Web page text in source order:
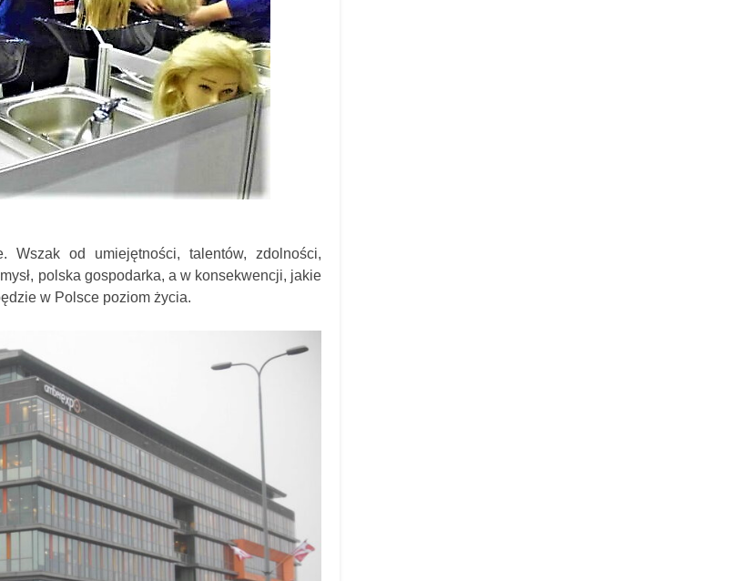
Wszak od umiejętności, talentów, zdolności,
polska gospodarka, a w konsekwencji, jakie
w Polsce poziom życia.